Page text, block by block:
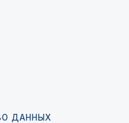
ДАННЫХ